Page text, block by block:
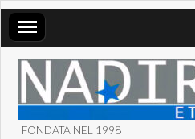
FONDATA NEL 1998